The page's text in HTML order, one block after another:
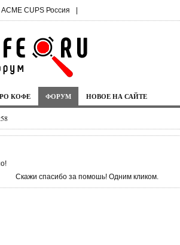
ACME CUPS Россия |
КОФЕ ФОРУМ НОВОЕ НА САЙТЕ
Скажи спасибо за помошь! Одним кликом.